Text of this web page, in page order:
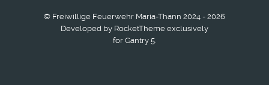
© Freiwillige Feuerwehr Maria-Thann 2024 - 2026
Developed by RocketTheme exclusively
for Gantry 5.